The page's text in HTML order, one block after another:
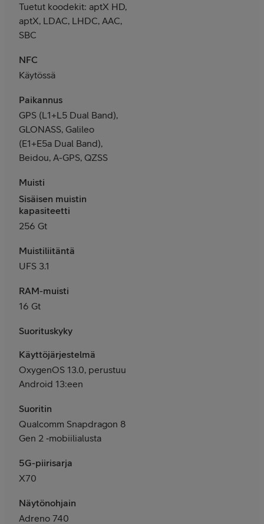
Tuetut koodekit: aptX HD,
aptX, LDAC, LHDC, AAC,
SBC
NFC
Käytössä
Paikannus
GPS (L1+L5 Dual Band),
GLONASS, Galileo
(E1+E5a Dual Band),
Beidou, A-GPS, QZSS
Muisti
Sisäisen muistin
kapasiteetti
256 Gt
Muistiliitäntä
UFS 3.1
RAM-muisti
16 Gt
Suorituskyky
Käyttöjärjestelmä
OxygenOS 13.0, perustuu
Android 13:een
Suoritin
Qualcomm Snapdragon 8
Gen 2 ‑mobiilialusta
5G-piirisarja
X70
Näytönohjain
Adreno 740